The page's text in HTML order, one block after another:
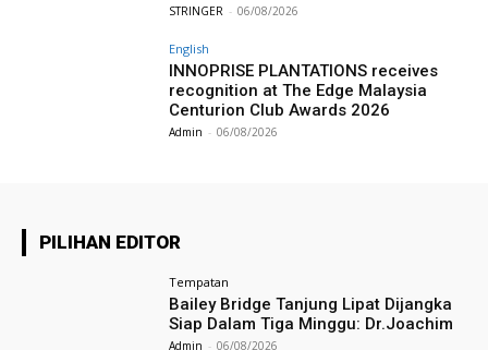
STRINGER - 06/08/2026
English
INNOPRISE PLANTATIONS receives
recognition at The Edge Malaysia
Centurion Club Awards 2026
Admin - 06/08/2026
PILIHAN EDITOR
Tempatan
Bailey Bridge Tanjung Lipat Dijangka
Siap Dalam Tiga Minggu: Dr.Joachim
Admin - 06/08/2026